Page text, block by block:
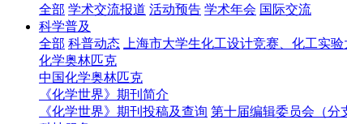
全部 学术交流报道 活动预告 学术年会 国际交流
科学普及
全部 科普动态 上海市大学生化工设计竞赛、化工实
化学奥林匹克
中国化学奥林匹克
《化学世界》期刊简介
《化学世界》期刊投稿及查询 第十届编辑委员会（分